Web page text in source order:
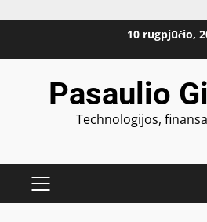
10 rugpjūčio,
Pasaulio
Technologijos,
PRIMARY